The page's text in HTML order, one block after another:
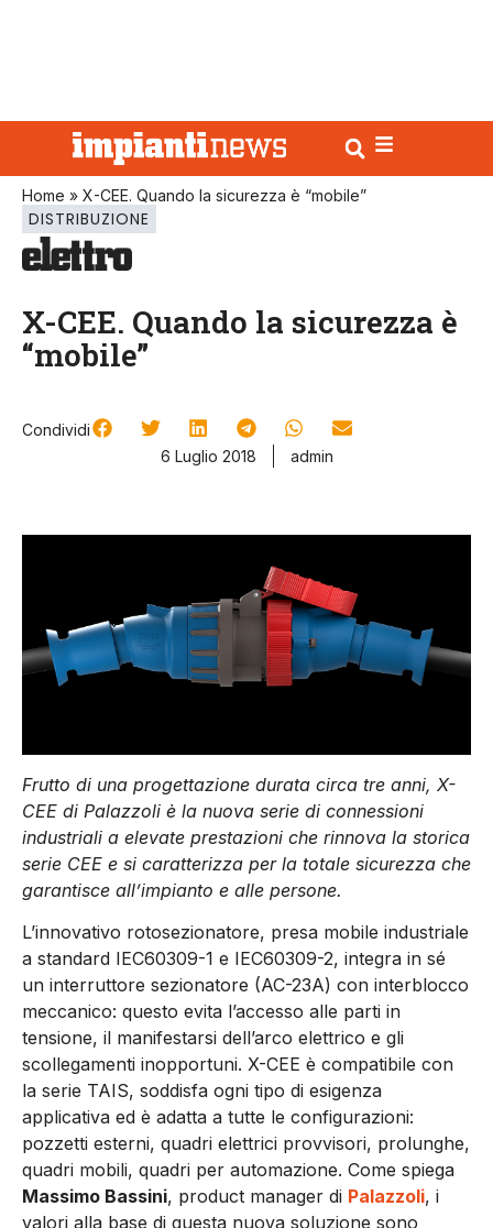
Home » X-CEE. Quando la sicurezza è “mobile”
DISTRIBUZIONE
X-CEE. Quando la sicurezza è
“mobile”
Condividi
6 Luglio 2018
admin
Frutto di una progettazione durata circa tre anni, X-
CEE di Palazzoli è la nuova serie di connessioni
industriali a elevate prestazioni che rinnova la storica
serie CEE e si caratterizza per la totale sicurezza che
garantisce all’impianto e alle persone.
L’innovativo rotosezionatore, presa mobile industriale
a standard IEC60309-1 e IEC60309-2, integra in sé
un interruttore sezionatore (AC-23A) con interblocco
meccanico: questo evita l’accesso alle parti in
tensione, il manifestarsi dell’arco elettrico e gli
scollegamenti inopportuni. X-CEE è compatibile con
la serie TAIS, soddisfa ogni tipo di esigenza
applicativa ed è adatta a tutte le configurazioni:
pozzetti esterni, quadri elettrici provvisori, prolunghe,
quadri mobili, quadri per automazione. Come spiega
Massimo Bassini, product manager di Palazzoli, i
valori alla base di questa nuova soluzione sono